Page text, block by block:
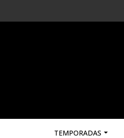
TEMPORADAS